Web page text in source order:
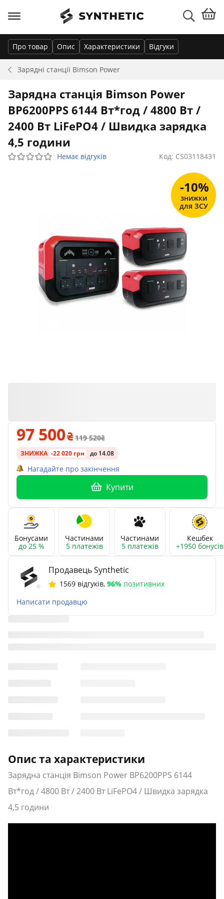
Зарядні станції Bimson Power
Про товар Опис Характеристики Відгуки
Зарядна станція Bimson Power
BP6200PPS 6144 Вт*год / 4800 Вт /
2400 Вт LiFePO4 / Швидка зарядка
4,5 години
Немає відгуків Код: CS03118431
-10%
знижки
для ЗСУ
97 500 119 520
ЗНИЖКА -22 020 грн до 14.08
Нагадайте про закінчення
Купити
Бонусами
до 25 %
Частинами
5 платежів
Частинами
5 платежів
Кешбек
+1950 бонусів
Продавець Synthetic
1569 відгуків, 96% позитивних
Написати продавцю
Опис та характеристики
Зарядна станція Bimson Power BP6200PPS 6144
Вт*год / 4800 Вт / 2400 Вт LiFePO4 / Швидка зарядка
4,5 години